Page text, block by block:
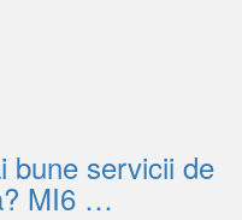
bune servicii de
MI6 …